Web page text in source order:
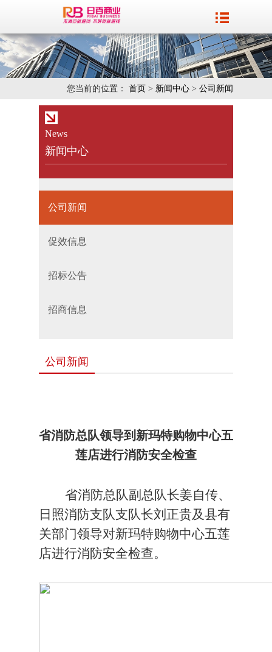
您当前的位置： 首页 > 新闻中心 > 公司新闻
News
新闻中心
公司新闻
促效信息
招标公告
招商信息
公司新闻
省消防总队领导到新玛特购物中心五
莲店进行消防安全检查
省消防总队副总队长姜自传、
日照消防支队支队长刘正贵及县有
关部门领导对新玛特购物中心五莲
店进行消防安全检查。